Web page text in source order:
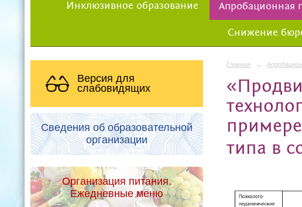
Инклюзивное образование Апробационная
Снижение
Версия для
слабовидящих
Сведения об образовательной
организации
Организация питания.
Ежедневные меню
Главная →
типа в